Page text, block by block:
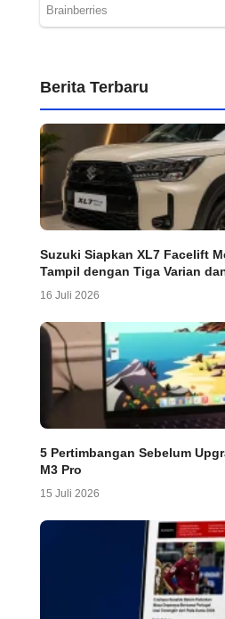
Berita Terbaru
Suzuki Siapkan XL7 Facelift
Tampil dengan Tiga Varian
16 Juli 2026
5 Pertimbangan Sebelum
M3 Pro
15 Juli 2026